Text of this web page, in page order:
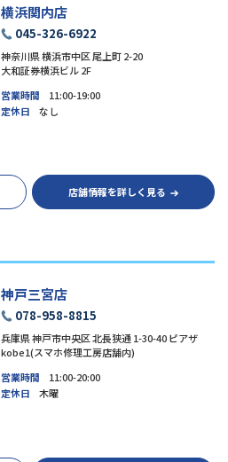
横浜関内店
045-326-6922
神奈川県 横浜市中区 尾上町 2-20
大和証券横浜ビル 2F
営業時間
11:00-19:00
定休日
なし
店舗情報を詳しく見る
神戸三宮店
078-958-8815
兵庫県 神戸市中央区 北長狭通 1-30-40 ピアザ
kobe1(スマホ修理工房店舗内)
営業時間
11:00-20:00
定休日
木曜